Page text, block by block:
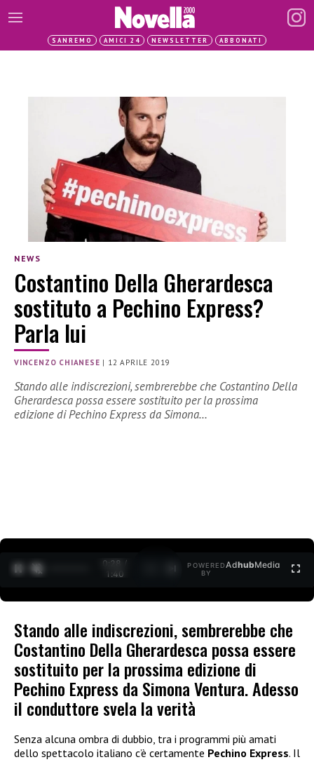
SANREMO AMICI 24 NEWSLETTER ABBONATI
NEWS
Costantino Della Gherardesca
sostituto a Pechino Express?
Parla lui
VINCENZO CHIANESE | 12 APRILE 2019
Stando alle indiscrezioni, sembrerebbe che Costantino Della
Gherardesca possa essere sostituito per la prossima
edizione di Pechino Express da Simona…
0:29 /
1:40
POWERED
BY
AdhubMedia
Stando alle indiscrezioni, sembrerebbe che
Costantino Della Gherardesca possa essere
sostituito per la prossima edizione di
Pechino Express da Simona Ventura. Adesso
il conduttore svela la verità
Senza alcuna ombra di dubbio, tra i programmi più amati
dello spettacolo italiano c’è certamente Pechino Express. Il